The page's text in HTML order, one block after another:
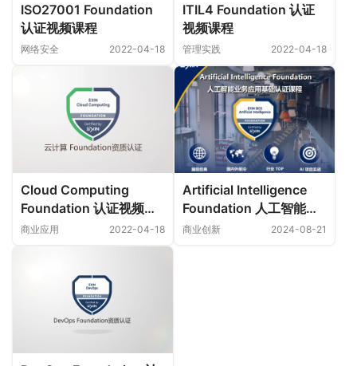
ISO27001 Foundation
认证视频课程
网络安全 2022-04-18
ITIL4 Foundation 认证
视频课程
管理实践 2022-04-18
Cloud Computing
Foundation 认证视频课
程
商业应用 2022-04-18
Artificial Intelligence
Foundation 人工智能业
务应用基础认证课程
商业创新 2024-08-21